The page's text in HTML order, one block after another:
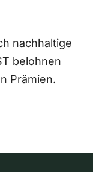
nachhaltige
belohnen
Prämien.